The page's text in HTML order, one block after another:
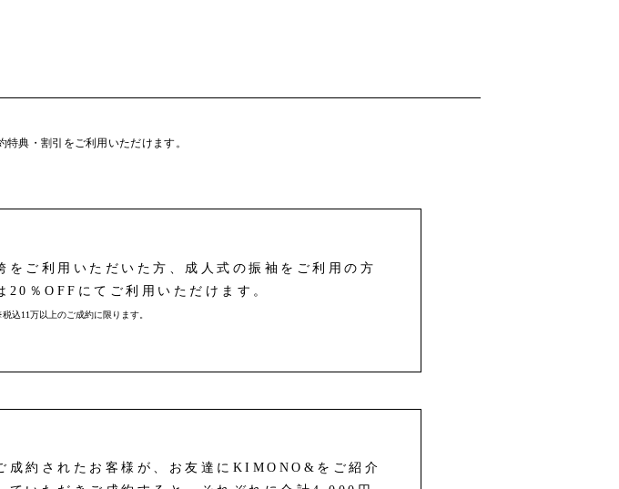
典・割引をご利用いただけます。
をご利用いただいた方、成人式の振袖をご利用の方
20％OFFにてご利用いただけます。
込11万以上のご成約に限ります。
成約されたお客様が、お友達にKIMONO&をご紹介